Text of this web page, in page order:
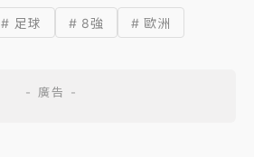
# 足球 # 8強 # 歐洲